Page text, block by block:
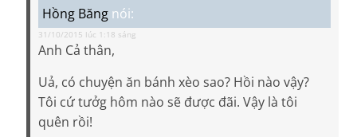
Hồng Băng nói:
31/10/2015 lúc 1:18 sáng
Anh Cả thân,
Uả, có chuyện ăn bánh xèo sao? Hồi nào vậy?
Tôi cứ tưởg hôm nào sẽ được đãi. Vậy là tôi
quên rồi!